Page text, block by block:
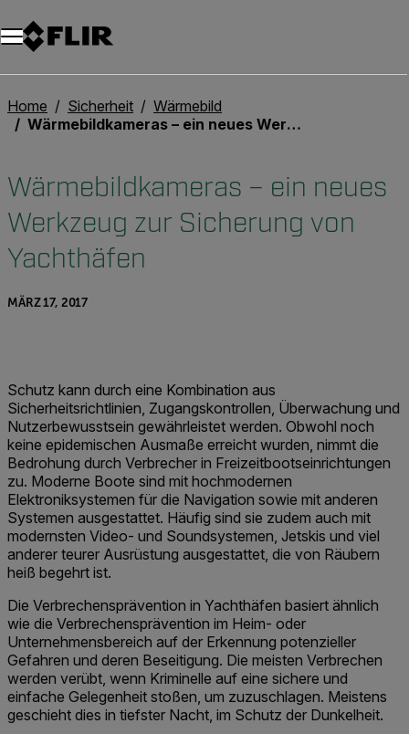
Unread messages
Modell
Entfernen
Elemente
Element
In den Warenkorb
Im Warenkorb
Home Sicherheit
Wärmebild
Wärmebildkameras – ein neues Werkzeug zur Sicherung von Yachthäfen
Wärmebildkameras – ein neues
Werkzeug zur Sicherung von
Yachthäfen
MÄRZ 17, 2017
Schutz kann durch eine Kombination aus
Sicherheitsrichtlinien, Zugangskontrollen, Überwachung und
Nutzerbewusstsein gewährleistet werden. Obwohl noch
keine epidemischen Ausmaße erreicht wurden, nimmt die
Bedrohung durch Verbrecher in Freizeitbootseinrichtungen
zu. Moderne Boote sind mit hochmodernen
Elektroniksystemen für die Navigation sowie mit anderen
Systemen ausgestattet. Häufig sind sie zudem auch mit
modernsten Video- und Soundsystemen, Jetskis und viel
anderer teurer Ausrüstung ausgestattet, die von Räubern
heiß begehrt ist.
Die Verbrechensprävention in Yachthäfen basiert ähnlich
wie die Verbrechensprävention im Heim- oder
Unternehmensbereich auf der Erkennung potenzieller
Gefahren und deren Beseitigung. Die meisten Verbrechen
werden verübt, wenn Kriminelle auf eine sichere und
einfache Gelegenheit stoßen, um zuzuschlagen. Meistens
geschieht dies in tiefster Nacht, im Schutz der Dunkelheit.